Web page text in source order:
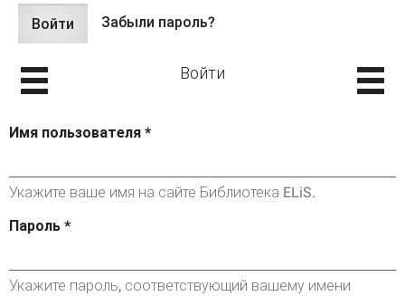
Главные вкладки
Войти (активная
вкладка)
Забыли пароль?
Войти
Имя пользователя *
Укажите ваше имя на сайте Библиотека ELiS.
Пароль *
Укажите пароль, соответствующий вашему имени